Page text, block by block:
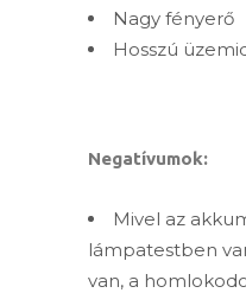
Nagy fényerő
Hosszú
Negatívumok:
Mivel az
lámpatestben
van, a